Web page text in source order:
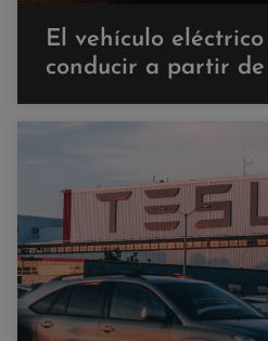
El vehículo
conducir a partir de